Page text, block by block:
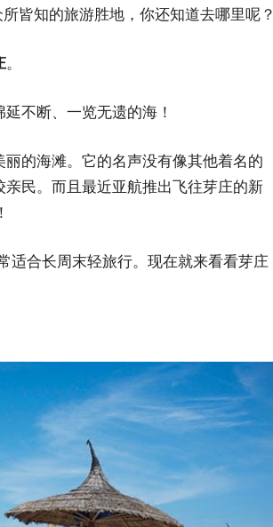
皆知的旅游胜地，你还知道去哪里呢？
。
不断、一览无遗的海！
的海滩。它的名声没有像其他着名的
民。而且最近亚航推出飞往芽庄的新
适合长周末轻旅行。现在就来看看芽庄